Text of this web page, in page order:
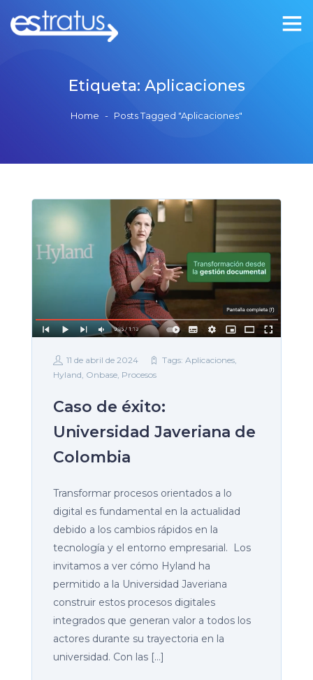
Etiqueta: Aplicaciones
Home - Posts Tagged "Aplicaciones"
11 de abril de 2024 Tags: Aplicaciones
Hyland Onbase Procesos
Caso de éxito:
Universidad Javeriana de
Colombia
Transformar procesos orientados a lo
digital es fundamental en la actualidad
debido a los cambios rápidos en la
tecnología y el entorno empresarial. Los
invitamos a ver cómo Hyland ha
permitido a la Universidad Javeriana
construir estos procesos digitales
integrados que generan valor a todos los
actores durante su trayectoria en la
universidad. Con las […]